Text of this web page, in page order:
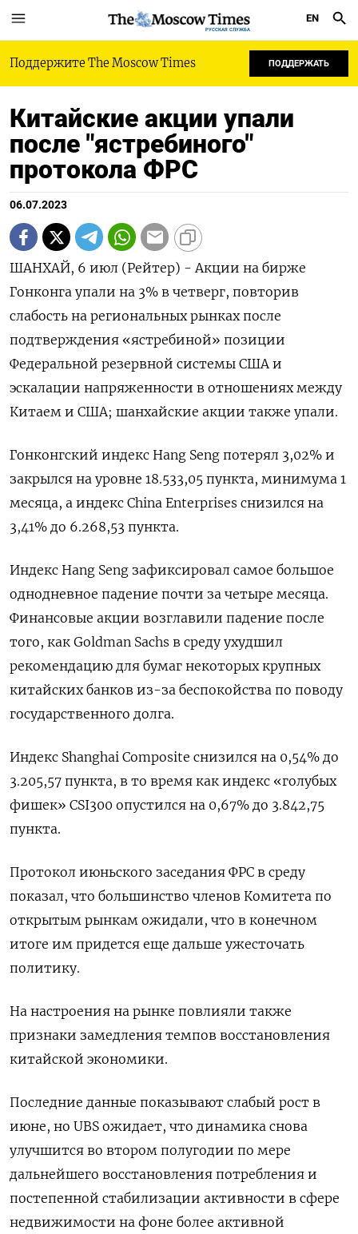
РУССКАЯ СЛУЖБА
EN
Поддержите The Moscow Times ПОДДЕРЖАТЬ
Китайские акции упали
после "ястребиного"
протокола ФРС
06.07.2023
ШАНХАЙ, 6 июл (Рейтер) - Акции на бирже
Гонконга упали на 3% в четверг, повторив
слабость на региональных рынках после
подтверждения «ястребиной» позиции
Федеральной резервной системы США и
эскалации напряженности в отношениях между
Китаем и США; шанхайские акции также упали.
Гонконгский индекс Hang Seng потерял 3,02% и
закрылся на уровне 18.533,05​ пункта, минимума 1
месяца, а индекс China Enterprises снизился на
3,41% до 6.268,53 пункта.
Индекс Hang Seng зафиксировал самое большое
однодневное падение почти за четыре месяца.
Финансовые акции возглавили падение после
того, как Goldman Sachs в среду ухудшил
рекомендацию для бумаг некоторых крупных
китайских банков из-за беспокойства по поводу
государственного долга.
Индекс Shanghai Composite снизился на 0,54% до
3.205,57 пункта, в то время как индекс «голубых
фишек» CSI300 опустился на 0,67% до 3.842,75
пункта.
Протокол июньского заседания ФРС в среду
показал, что большинство членов Комитета по
открытым рынкам ожидали, что в конечном
итоге им придется еще дальше ужесточать
политику.
На настроения на рынке повлияли также
признаки замедления темпов восстановления
китайской экономики.
Последние данные показывают слабый рост в
июне, но UBS ожидает, что динамика снова
улучшится во втором полугодии по мере
дальнейшего восстановления потребления и
постепенной стабилизации активности в сфере
недвижимости на фоне более активной